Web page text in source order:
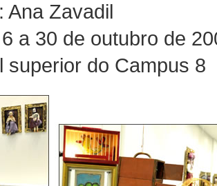
Ana Zavadil
a 30 de outubro de
superior do Campus 8